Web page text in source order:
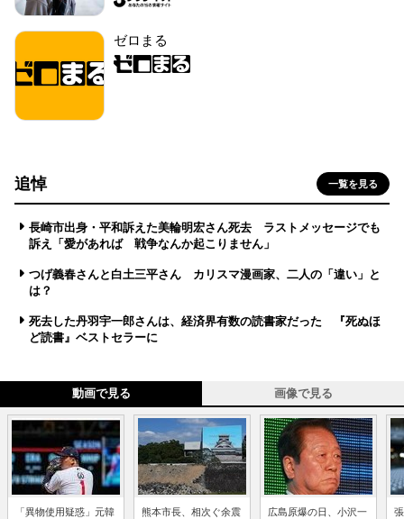
ゼロまる
追悼 一覧を見る
長崎市出身・平和訴えた美輪明宏さん死去 ラストメッセージでも
訴え「愛があれば 戦争なんか起こりません」
つげ義春さんと白土三平さん カリスマ漫画家、二人の「違い」と
は？
死去した丹羽宇一郎さんは、経済界有数の読書家だった 『死ぬほ
ど読書』ベストセラーに
動画で見る 画像で見る
「異物使用疑惑」元韓
熊本市長、相次ぐ余震
広島原爆の日、小沢一